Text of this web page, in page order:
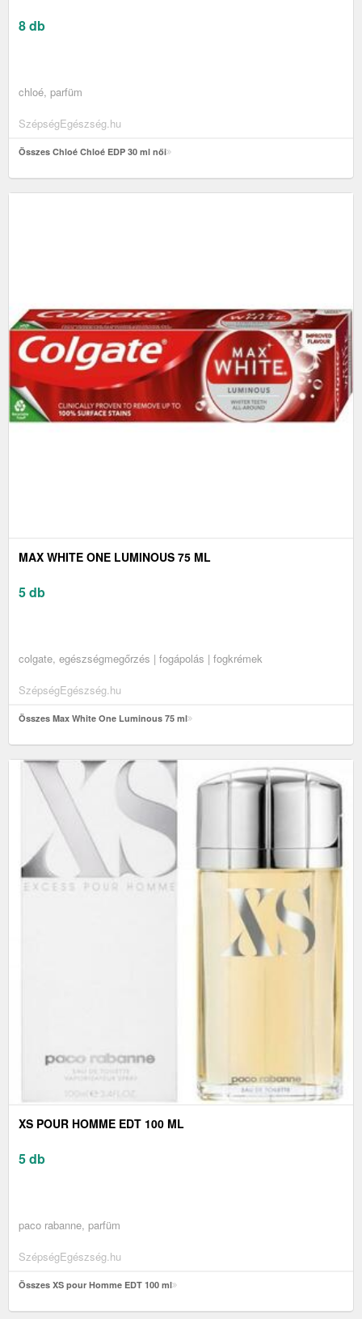
8 db
chloé, parfüm
SzépségEgészség.hu
Összes Chloé Chloé EDP 30 ml női
MAX WHITE ONE LUMINOUS 75 ML
5 db
colgate, egészségmegőrzés | fogápolás | fogkrémek
SzépségEgészség.hu
Összes Max White One Luminous 75 ml
XS POUR HOMME EDT 100 ML
5 db
paco rabanne, parfüm
SzépségEgészség.hu
Összes XS pour Homme EDT 100 ml